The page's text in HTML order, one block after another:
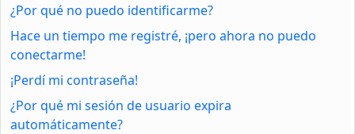
¿Por qué no puedo identificarme?
Hace un tiempo me registré, ¡pero ahora no puedo
conectarme!
¡Perdí mi contraseña!
¿Por qué mi sesión de usuario expira
automáticamente?